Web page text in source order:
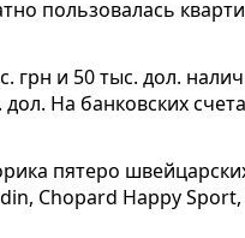
пользовалась
грн и 50 тыс. дол.
На банковских
пятеро
Chopard Happy